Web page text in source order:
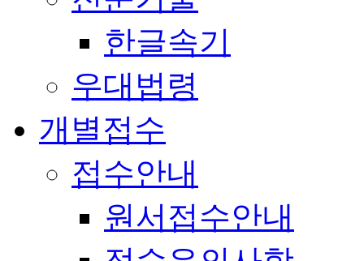
한글속기
우대법령
개별접수
접수안내
원서접수안내